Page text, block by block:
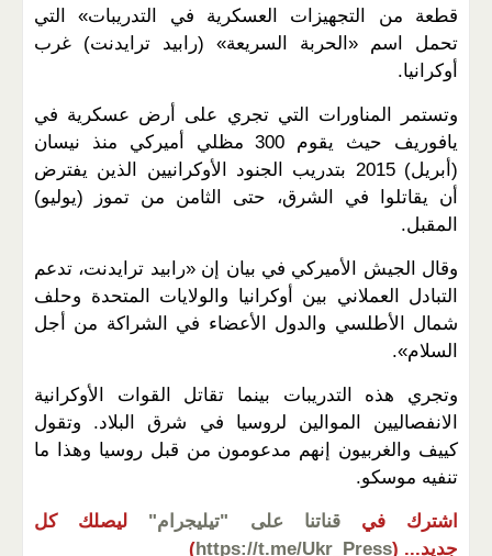
قطعة من التجهيزات العسكرية في التدريبات» التي
تحمل اسم «الحربة السريعة» (رابيد ترايدنت) غرب
أوكرانيا.
وتستمر المناورات التي تجري على أرض عسكرية في
يافوريف حيث يقوم 300 مظلي أميركي منذ نيسان
(أبريل) 2015 بتدريب الجنود الأوكرانيين الذين يفترض
أن يقاتلوا في الشرق، حتى الثامن من تموز (يوليو)
المقبل.
وقال الجيش الأميركي في بيان إن «رابيد ترايدنت، تدعم
التبادل العملاني بين أوكرانيا والولايات المتحدة وحلف
شمال الأطلسي والدول الأعضاء في الشراكة من أجل
السلام».
وتجري هذه التدريبات بينما تقاتل القوات الأوكرانية
الانفصاليين الموالين لروسيا في شرق البلاد. وتقول
كييف والغربيون إنهم مدعومون من قبل روسيا وهذا ما
تنفيه موسكو.
اشترك في قناتنا على "تيليجرام"
ليصلك كل
جديد... (
https://t.me/Ukr_Press
)